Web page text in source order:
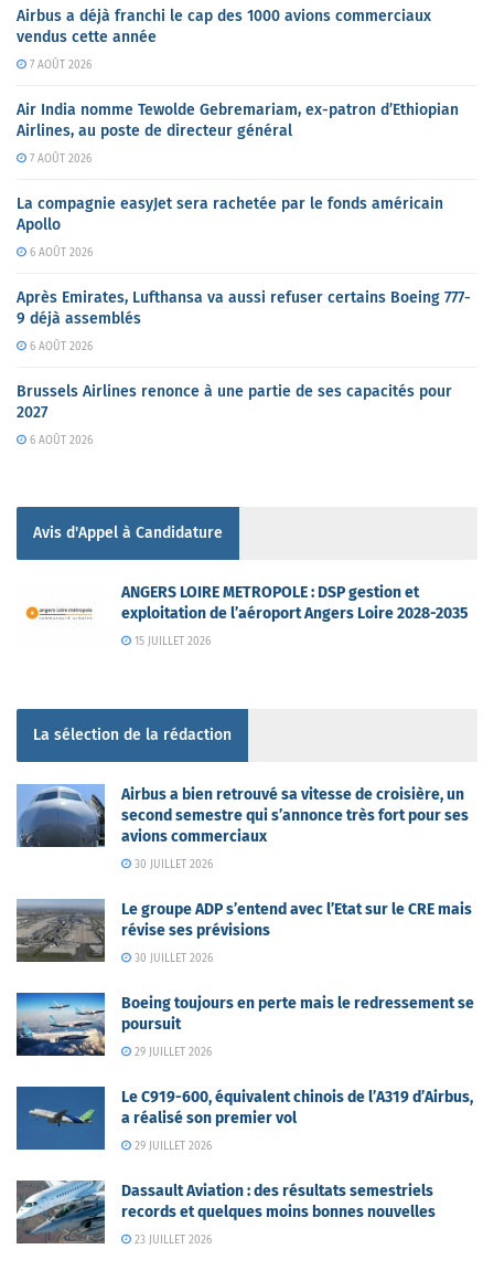
Airbus a déjà franchi le cap des 1000 avions commerciaux
vendus cette année
7 AOÛT 2026
Air India nomme Tewolde Gebremariam, ex-patron d’Ethiopian
Airlines, au poste de directeur général
7 AOÛT 2026
La compagnie easyJet sera rachetée par le fonds américain
Apollo
6 AOÛT 2026
Après Emirates, Lufthansa va aussi refuser certains Boeing 777-
9 déjà assemblés
6 AOÛT 2026
Brussels Airlines renonce à une partie de ses capacités pour
2027
6 AOÛT 2026
Avis d'Appel à Candidature
ANGERS LOIRE METROPOLE : DSP gestion et
exploitation de l’aéroport Angers Loire 2028-2035
15 JUILLET 2026
La sélection de la rédaction
Airbus a bien retrouvé sa vitesse de croisière, un
second semestre qui s’annonce très fort pour ses
avions commerciaux
30 JUILLET 2026
Le groupe ADP s’entend avec l’Etat sur le CRE mais
révise ses prévisions
30 JUILLET 2026
Boeing toujours en perte mais le redressement se
poursuit
29 JUILLET 2026
Le C919-600, équivalent chinois de l’A319 d’Airbus,
a réalisé son premier vol
29 JUILLET 2026
Dassault Aviation : des résultats semestriels
records et quelques moins bonnes nouvelles
23 JUILLET 2026